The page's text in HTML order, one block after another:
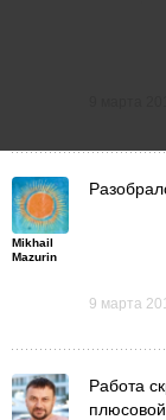
Mikhail
Mazurin
9 марта
Работа